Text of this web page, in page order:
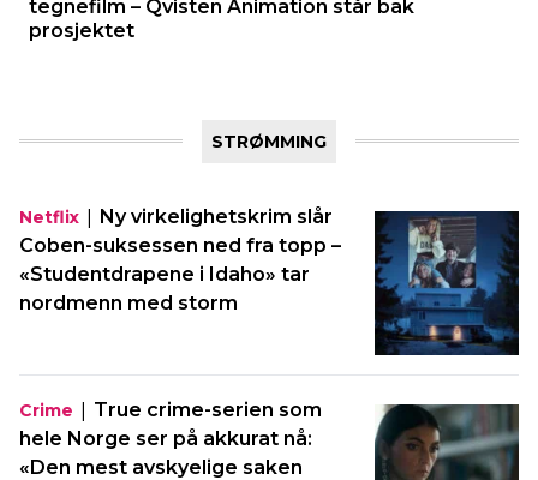
tegnefilm – Qvisten Animation står bak
prosjektet
STRØMMING
Netflix | Ny virkelighetskrim slår
Coben-suksessen ned fra topp –
«Studentdrapene i Idaho» tar
nordmenn med storm
Crime | True crime-serien som
hele Norge ser på akkurat nå:
«Den mest avskyelige saken